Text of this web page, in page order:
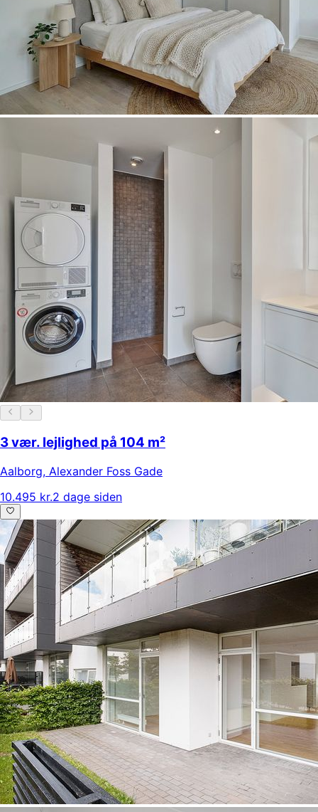
3 vær. lejlighed på 104 m²
Aalborg, Alexander Foss Gade
10.495 kr.2 dage siden